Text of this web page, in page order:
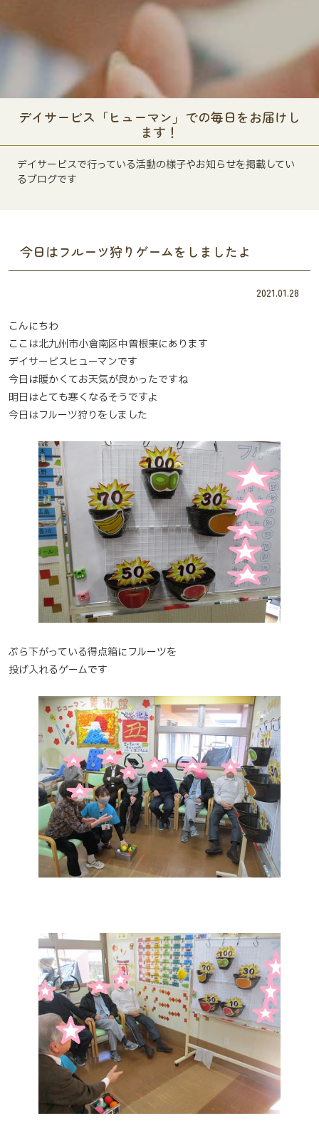
デイサービス「ヒューマン」での毎日をお届けし
ます！
デイサービスで行っている活動の様子やお知らせを掲載してい
るブログです
今日はフルーツ狩りゲームをしましたよ
2021.01.28
こんにちわ
ここは北九州市小倉南区中曽根東にあります
デイサービスヒューマンです
今日は暖かくてお天気が良かったですね
明日はとても寒くなるそうですよ
今日はフルーツ狩りをしました
ぶら下がっている得点箱にフルーツを
投げ入れるゲームです